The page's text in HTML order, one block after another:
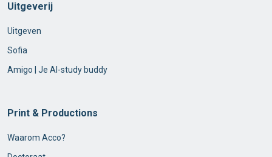
Uitgeverij
Uitgeven
Sofia
Amigo | Je AI-study buddy
Print & Productions
Waarom Acco?